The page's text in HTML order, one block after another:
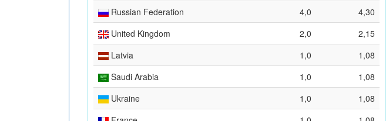
Russian Federation
4,0
4,30
United Kingdom
2,0
2,15
Latvia
1,0
1,08
Saudi Arabia
1,0
1,08
Ukraine
1,0
1,08